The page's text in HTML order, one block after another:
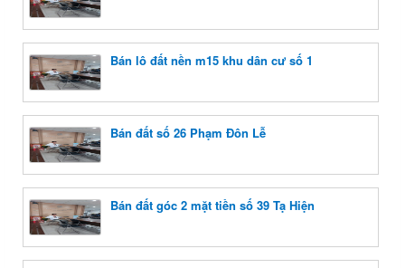
Bán lô đất nền m15 khu dân cư số 1
Bán đất số 26 Phạm Đôn Lễ
Bán đất góc 2 mặt tiền số 39 Tạ Hiện